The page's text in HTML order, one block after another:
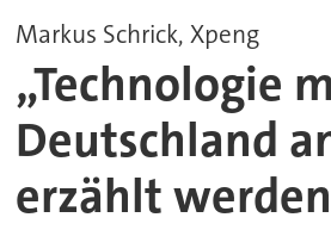
Markus Schrick, Xpeng
„Technologie
Deutschland
erzählt